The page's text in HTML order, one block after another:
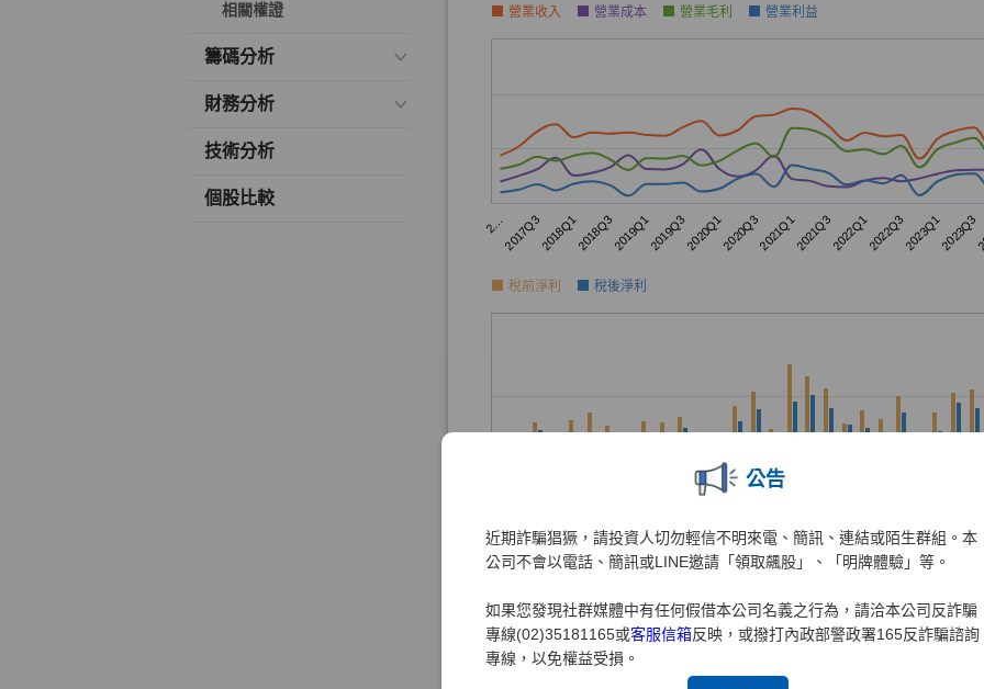
公告
近期詐騙猖獗，請投資人切勿輕信不明來電、簡訊、連結或陌生群組。本
公司不會以電話、簡訊或LINE邀請「領取飆股」、「明牌體驗」等。
如果您發現社群媒體中有任何假借本公司名義之行為，請洽本公司反詐騙
專線(02)35181165或客服信箱反映，或撥打內政部警政署165反詐騙諮詢
專線，以免權益受損。
相關權證
籌碼分析
財務分析
技術分析
個股比較